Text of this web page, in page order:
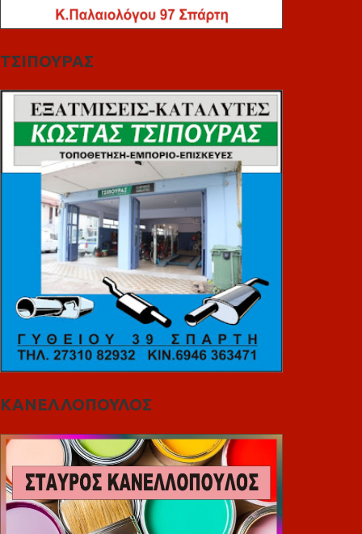
ΤΣΙΠΟΥΡΑΣ
ΚΑΝΕΛΛΟΠΟΥΛΟΣ